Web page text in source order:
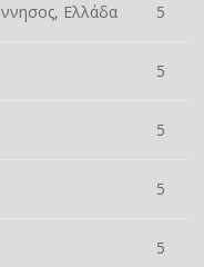
Ελλάδα 5
5
5
5
5